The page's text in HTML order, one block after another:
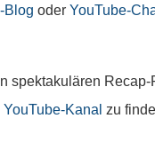
Blog oder YouTube-
spektakulären
YouTube-Kanal zu